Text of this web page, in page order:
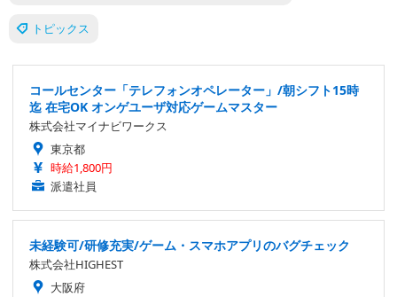
トピックス
コールセンター「テレフォンオペレーター」/朝シフト15時
迄 在宅OK オンゲユーザ対応ゲームマスター
株式会社マイナビワークス
東京都
時給1,800円
派遣社員
未経験可/研修充実/ゲーム・スマホアプリのバグチェック
株式会社HIGHEST
大阪府